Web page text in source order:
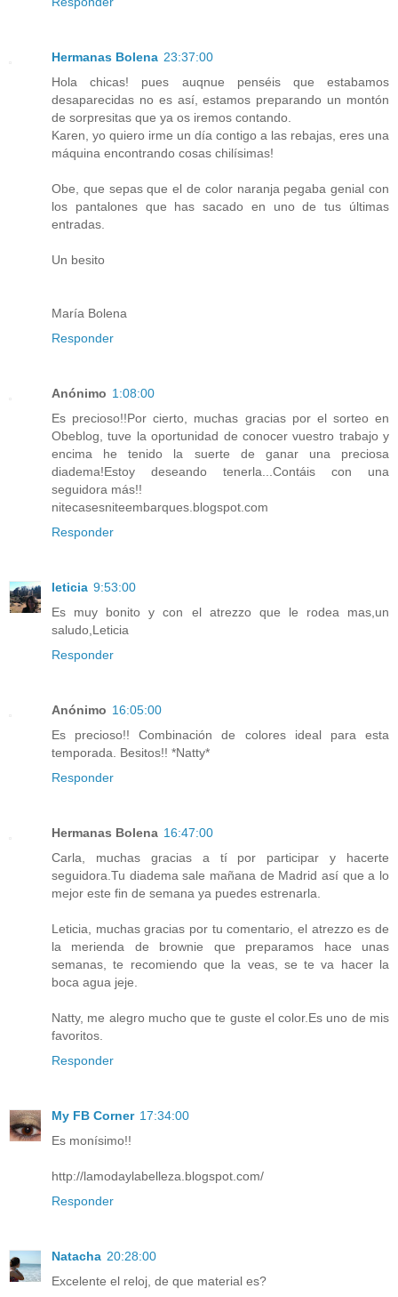
Hermanas Bolena 23:37:00
Hola chicas! pues auqnue penséis que estabamos
desaparecidas no es así, estamos preparando un montón
de sorpresitas que ya os iremos contando.
Karen, yo quiero irme un día contigo a las rebajas, eres una
máquina encontrando cosas chilísimas!
Obe, que sepas que el de color naranja pegaba genial con
los pantalones que has sacado en uno de tus últimas
entradas.
Un besito
María Bolena
Responder
Anónimo 1:08:00
Es precioso!!Por cierto, muchas gracias por el sorteo en
Obeblog, tuve la oportunidad de conocer vuestro trabajo y
encima he tenido la suerte de ganar una preciosa
diadema!Estoy deseando tenerla...Contáis con una
seguidora más!!
nitecasesniteembarques.blogspot.com
Responder
leticia 9:53:00
Es muy bonito y con el atrezzo que le rodea mas,un
saludo,Leticia
Responder
Anónimo 16:05:00
Es precioso!! Combinación de colores ideal para esta
temporada. Besitos!! *Natty*
Responder
Hermanas Bolena 16:47:00
Carla, muchas gracias a tí por participar y hacerte
seguidora.Tu diadema sale mañana de Madrid así que a lo
mejor este fin de semana ya puedes estrenarla.
Leticia, muchas gracias por tu comentario, el atrezzo es de
la merienda de brownie que preparamos hace unas
semanas, te recomiendo que la veas, se te va hacer la
boca agua jeje.
Natty, me alegro mucho que te guste el color.Es uno de mis
favoritos.
Responder
My FB Corner 17:34:00
Es monísimo!!
http://lamodaylabelleza.blogspot.com/
Responder
Natacha 20:28:00
Excelente el reloj, de que material es?